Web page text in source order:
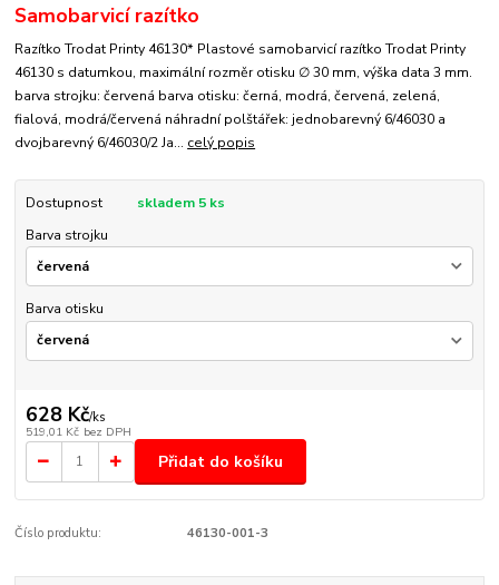
Samobarvicí razítko
Razítko Trodat Printy 46130* Plastové samobarvicí razítko Trodat Printy
46130 s datumkou, maximální rozměr otisku ∅ 30 mm, výška data 3 mm.
barva strojku: červená barva otisku: černá, modrá, červená, zelená,
fialová, modrá/červená náhradní polštářek: jednobarevný 6/46030 a
dvojbarevný 6/46030/2 Ja... celý popis
Dostupnost
skladem 5 ks
Barva strojku
Barva otisku
628 Kč/ks
519,01 Kč bez DPH
Přidat do košíku
Číslo produktu: 46130-001-3